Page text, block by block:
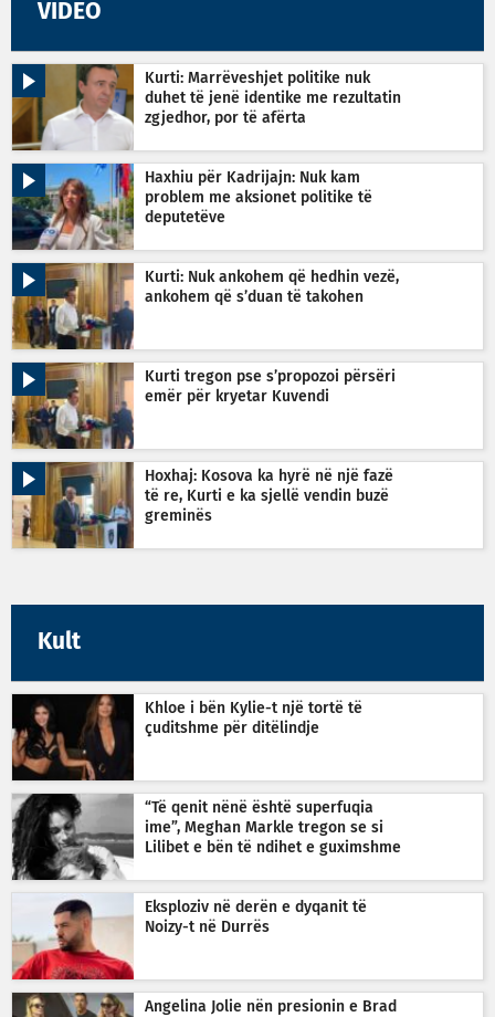
VIDEO
Kurti: Marrëveshjet politike nuk
duhet të jenë identike me rezultatin
zgjedhor, por të afërta
Haxhiu për Kadrijajn: Nuk kam
problem me aksionet politike të
deputetëve
Kurti: Nuk ankohem që hedhin vezë,
ankohem që s’duan të takohen
Kurti tregon pse s’propozoi përsëri
emër për kryetar Kuvendi
Hoxhaj: Kosova ka hyrë në një fazë
të re, Kurti e ka sjellë vendin buzë
greminës
Kult
Khloe i bën Kylie-t një tortë të
çuditshme për ditëlindje
“Të qenit nënë është superfuqia
ime”, Meghan Markle tregon se si
Lilibet e bën të ndihet e guximshme
Eksploziv në derën e dyqanit të
Noizy-t në Durrës
Angelina Jolie nën presionin e Brad